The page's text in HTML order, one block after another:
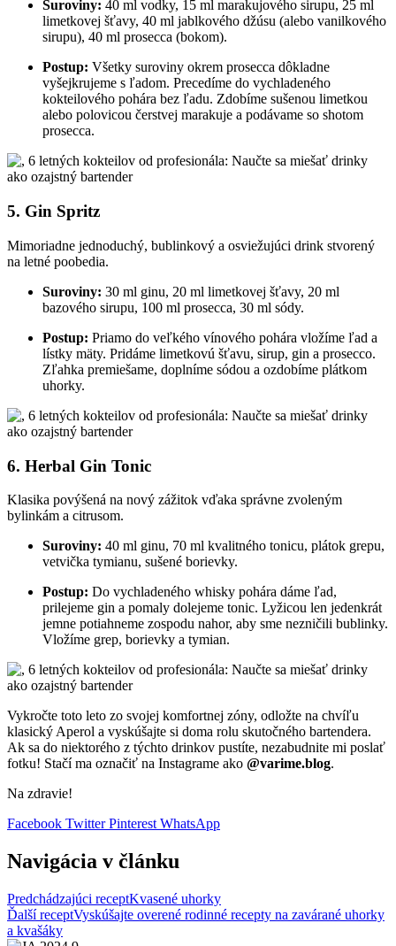
Suroviny: 40 ml vodky, 15 ml marakujového sirupu, 25 ml
limetkovej šťavy, 40 ml jablkového džúsu (alebo vanilkového
sirupu), 40 ml prosecca (bokom).
Postup: Všetky suroviny okrem prosecca dôkladne
vyšejkrujeme s ľadom. Precedíme do vychladeného
kokteilového pohára bez ľadu. Zdobíme sušenou limetkou
alebo polovicou čerstvej marakuje a podávame so shotom
prosecca.
5. Gin Spritz
Mimoriadne jednoduchý, bublinkový a osviežujúci drink stvorený
na letné poobedia.
Suroviny: 30 ml ginu, 20 ml limetkovej šťavy, 20 ml
bazového sirupu, 100 ml prosecca, 30 ml sódy.
Postup: Priamo do veľkého vínového pohára vložíme ľad a
lístky mäty. Pridáme limetkovú šťavu, sirup, gin a prosecco.
Zľahka premiešame, doplníme sódou a ozdobíme plátkom
uhorky.
6. Herbal Gin Tonic
Klasika povýšená na nový zážitok vďaka správne zvoleným
bylinkám a citrusom.
Suroviny: 40 ml ginu, 70 ml kvalitného tonicu, plátok grepu,
vetvička tymianu, sušené borievky.
Postup: Do vychladeného whisky pohára dáme ľad,
prilejeme gin a pomaly dolejeme tonic. Lyžicou len jedenkrát
jemne potiahneme zospodu nahor, aby sme nezničili bublinky.
Vložíme grep, borievky a tymian.
Vykročte toto leto zo svojej komfortnej zóny, odložte na chvíľu
klasický Aperol a vyskúšajte si doma rolu skutočného bartendera.
Ak sa do niektorého z týchto drinkov pustíte, nezabudnite mi poslať
fotku! Stačí ma označiť na Instagrame ako @varime.blog.
Na zdravie!
Facebook Twitter Pinterest WhatsApp
Navigácia v článku
Predchádzajúci receptKvasené uhorky
Ďalší receptVyskúšajte overené rodinné recepty na zavárané uhorky
a kvašáky